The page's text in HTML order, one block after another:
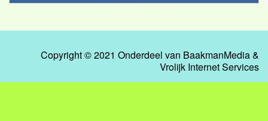
Copyright © 2021 Onderdeel van BaakmanMedia&
Vrolijk Internet Services